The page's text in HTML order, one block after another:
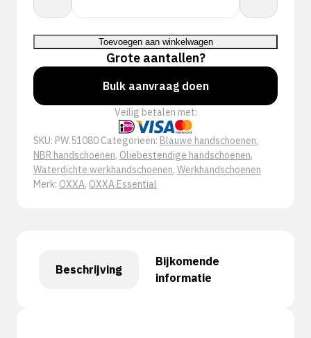
Pro
51-
080
handschoen
aantal
Toevoegen aan winkelwagen
Grote aantallen?
Bulk aanvraag doen
Veilig betalen met:
SKU: PW.51080 Categorieën: Blauwe handschoenen,
NBR handschoenen, Oliebestendige handschoenen,
Waterdichte werkhandschoenen, Werkhandschoenen
Merk: OXXA, OXXA Essential
Beschrijving
Bijkomende
informatie